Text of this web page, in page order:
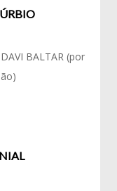
BALTAR (por